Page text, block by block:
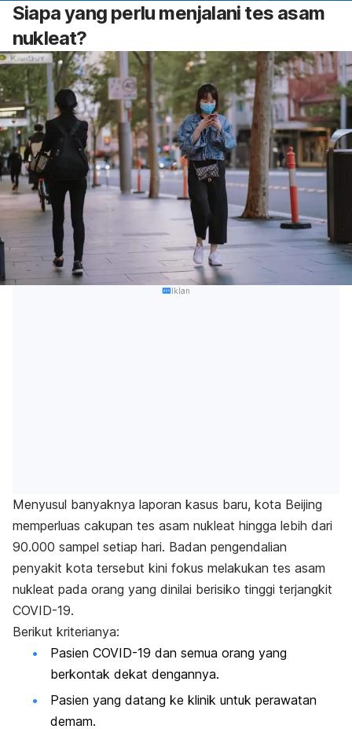
Siapa yang perlu menjalani tes asam
nukleat?
Iklan
Menyusul banyaknya laporan kasus baru, kota Beijing
memperluas cakupan tes asam nukleat hingga lebih dari
90.000 sampel setiap hari. Badan pengendalian
penyakit kota tersebut kini fokus melakukan tes asam
nukleat pada orang yang dinilai berisiko tinggi terjangkit
COVID-19.
Berikut kriterianya:
Pasien COVID-19 dan semua orang yang
berkontak dekat dengannya.
Pasien yang datang ke klinik untuk perawatan
demam.